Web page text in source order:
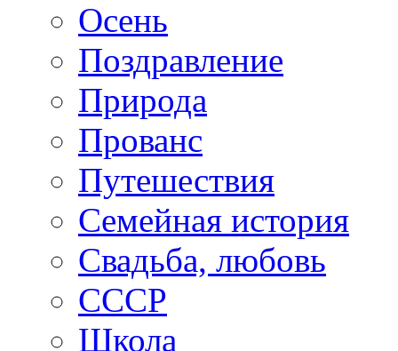
Осень
Поздравление
Природа
Прованс
Путешествия
Семейная история
Свадьба, любовь
СССР
Школа